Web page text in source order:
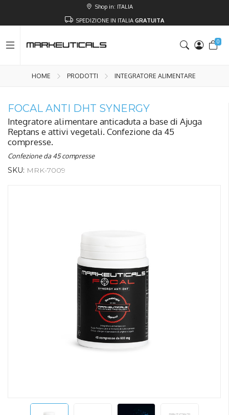
Shop in: ITALIA
SPEDIZIONE IN ITALIA GRATUITA
0
HOME PRODOTTI INTEGRATORE ALIMENTARE
FOCAL ANTI DHT SYNERGY
Integratore alimentare anticaduta a base di Ajuga
Reptans e attivi vegetali. Confezione da 45
compresse.
Confezione da 45 compresse
SKU: MRK-7009